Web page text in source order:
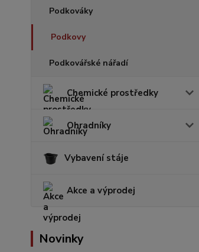
Podkováky
Podkovy
Podkovářské nářadí
Chemické prostředky
Ohradníky
Vybavení stáje
Akce a výprodej
Novinky